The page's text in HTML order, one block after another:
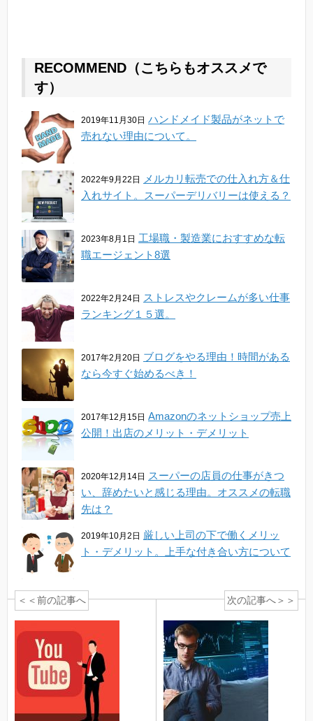
RECOMMEND（こちらもオススメで
す）
2019年11月30日 ハンドメイド製品がネットで
売れない理由について。
2022年9月22日
メルカリ転売での仕入れ方＆仕
入れサイト。スーパーデリバリーは使える？
2023年8月1日 工場職・製造業におすすめな転
職エージェント8選
2022年2月24日
ストレスやクレームが多い仕事
ランキング１５選。
2017年2月20日 ブログをやる理由！時間がある
なら今すぐ始めるべき！
2017年12月15日 Amazonのネットショップ売上
公開！出店のメリット・デメリット
2020年12月14日
スーパーの店員の仕事がきつ
い、辞めたいと感じる理由。オススメの転職
先は？
2019年10月2日 厳しい上司の下で働くメリッ
ト・デメリット。上手な付き合い方について
＜＜前の記事へ 次の記事へ＞＞